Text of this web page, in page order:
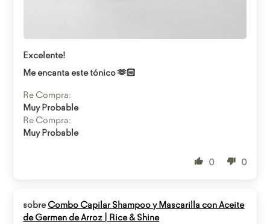
Excelente!
Me encanta este tónico 🫶🏻
Re Compra:
Muy Probable
Re Compra:
Muy Probable
0 0
Combo Capilar Shampoo y Mascarilla con Aceite
de Germen de Arroz | Rice & Shine